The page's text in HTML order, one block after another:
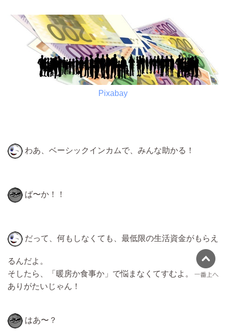
Pixabay
わあ、ベーシックインカムで、みんな助かる！
ば〜か！！
だって、何もしなくても、最低限の生活資金がもらえ
るんだよ。
そしたら、「暖房か食事か」で悩まなくてすむよ。
ありがたいじゃん！
はあ〜？